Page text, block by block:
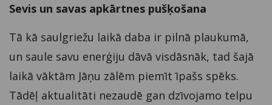
Sevis un savas apkārtnes pušķošana
Tā kā saulgriežu laikā daba ir pilnā plaukumā,
un saule savu enerģiju dāvā visdāsnāk, tad šajā
laikā vāktām Jāņu zālēm piemīt īpašs spēks.
Tādēļ aktualitāti nezaudē gan dzīvojamo telpu